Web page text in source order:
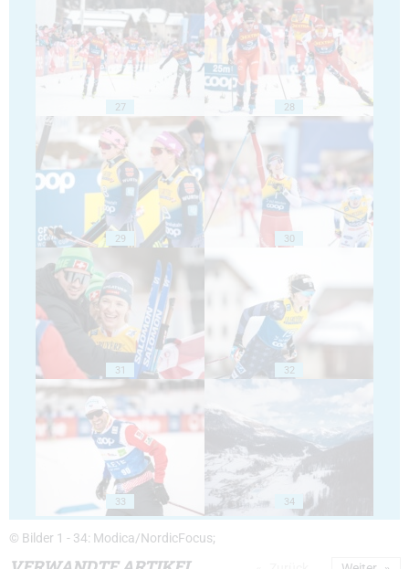
27 28
29 30
31 32
33 34
© Bilder 1 - 34: Modica/NordicFocus;